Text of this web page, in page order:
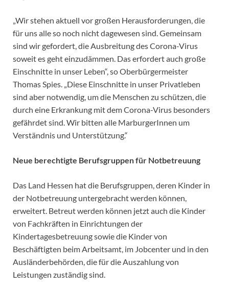
„Wir stehen aktuell vor großen Herausforderungen, die
für uns alle so noch nicht dagewesen sind. Gemeinsam
sind wir gefordert, die Ausbreitung des Corona-Virus
soweit es geht einzudämmen. Das erfordert auch große
Einschnitte in unser Leben“, so Oberbürgermeister
Thomas Spies. „Diese Einschnitte in unser Privatleben
sind aber notwendig, um die Menschen zu schützen, die
durch eine Erkrankung mit dem Corona-Virus besonders
gefährdet sind. Wir bitten alle MarburgerInnen um
Verständnis und Unterstützung.“
Neue berechtigte Berufsgruppen für Notbetreuung
Das Land Hessen hat die Berufsgruppen, deren Kinder in
der Notbetreuung untergebracht werden können,
erweitert. Betreut werden können jetzt auch die Kinder
von Fachkräften in Einrichtungen der
Kindertagesbetreuung sowie die Kinder von
Beschäftigten beim Arbeitsamt, im Jobcenter und in den
Ausländerbehörden, die für die Auszahlung von
Leistungen zuständig sind.